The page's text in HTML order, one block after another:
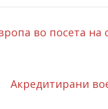
во посета
Акредитирани